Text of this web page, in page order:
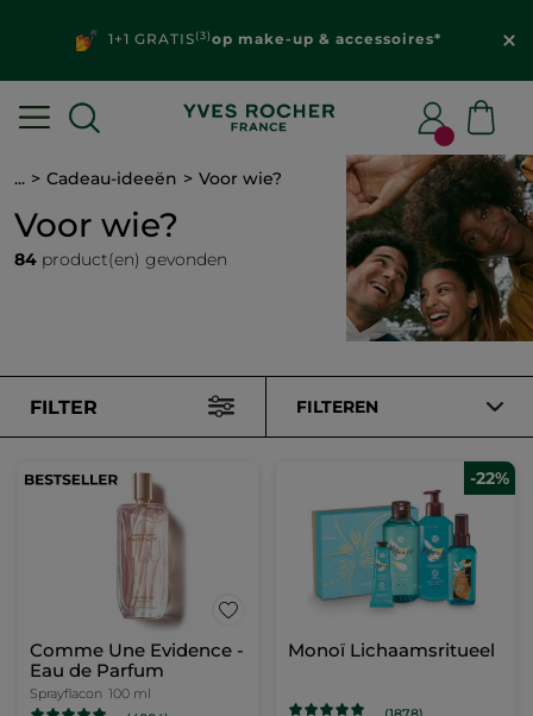
1+1 GRATIS(3)op make-up & accessoires*
... Cadeau-ideeën Voor wie?
Voor wie?
84 product(en) gevonden
FILTER FILTEREN
Comme Une Evidence -
Eau de Parfum
Sprayflacon 100 ml
-22%
Monoï Lichaamsritueel